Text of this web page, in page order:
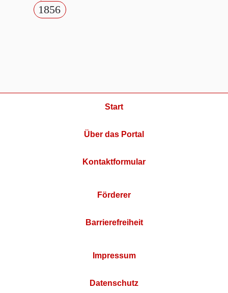
1856
Start
Über das Portal
Kontaktformular
Förderer
Barrierefreiheit
Impressum
Datenschutz